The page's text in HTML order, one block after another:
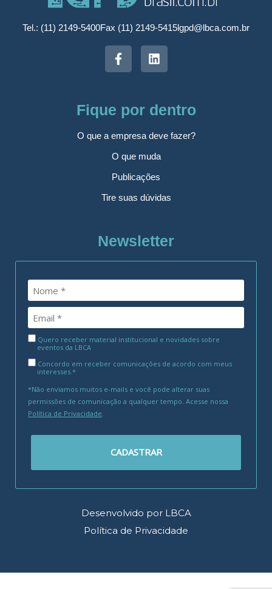
Tel.: (11) 2149-5400Fax (11) 2149-5415lgpd@lbca.com.br
Fique por dentro
O que a empresa deve fazer?
O que muda
Publicações
Tire suas dúvidas
Newsletter
Quero receber material institucional e novidades sobre
eventos da LBCA
Concordo em receber comunicações de acordo com meus
interesses.*
*Não enviamos muitos e-mails e você pode alterar suas
permissões de comunicação a qualquer tempo. Acesse nossa
Política de Privacidade
CADASTRAR
Desenvolvido por LBCA
Política de Privacidade